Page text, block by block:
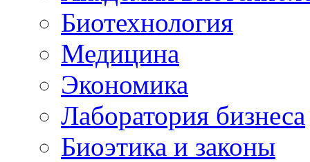
Биотехнология
Медицина
Экономика
Лаборатория бизнеса
Биоэтика и законы